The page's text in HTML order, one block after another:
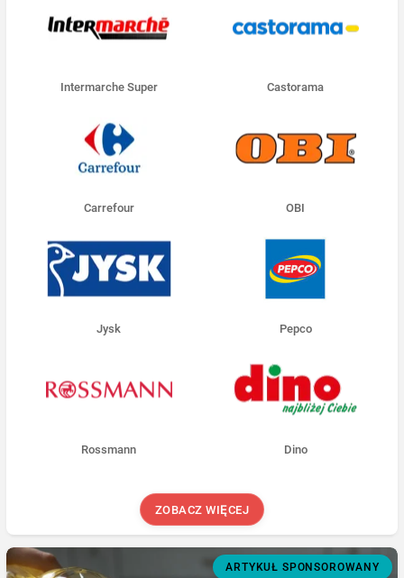
Intermarche Super Castorama
Carrefour OBI
Jysk Pepco
Rossmann Dino
ZOBACZ WIĘCEJ
ARTYKUŁ SPONSOROWANY